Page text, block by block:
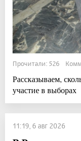
Прочитали: 526
Рассказываем,
участие в выборах
11:19, 6 авг 2026